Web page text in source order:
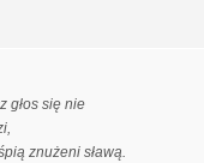
głos się nie
znużeni sławą.